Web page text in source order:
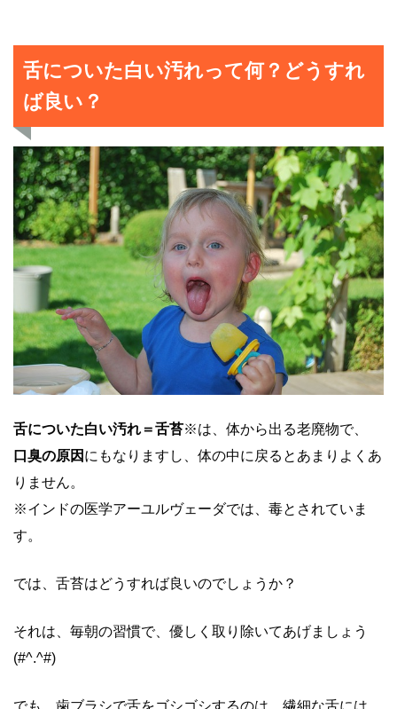
舌についた白い汚れって何？どうすれ
ば良い？
舌についた白い汚れ＝舌苔※は、体から出る老廃物で、
口臭の原因 にもなりますし、体の中に戻るとあまりよくあ
りません。
※インドの医学アーユルヴェーダでは、毒とされていま
す。
では、舌苔はどうすれば良いのでしょうか？
それは、毎朝の習慣で、優しく取り除いてあげましょう
(#^.^#)
でも、歯ブラシで舌をゴシゴシするのは、繊細な舌には、